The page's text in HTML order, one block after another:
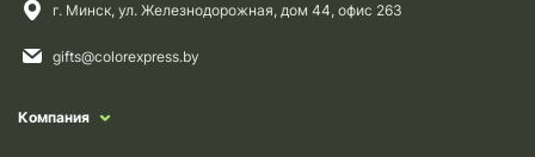
г. Минск, ул. Железнодорожная, дом 44, офис 263
gifts@colorexpress.by
Компания